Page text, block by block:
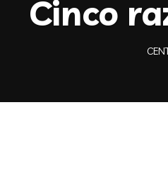
Cinco